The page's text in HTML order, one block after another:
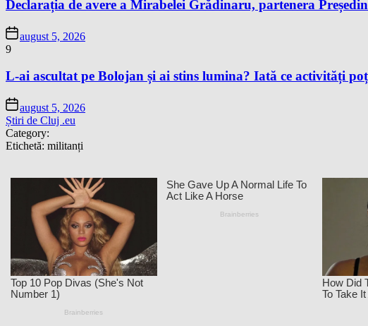
Declarația de avere a Mirabelei Grădinaru, partenera
august 5, 2026
9
L-ai ascultat pe Bolojan și ai stins lumina? Iată ce activități
august 5, 2026
Știri de Cluj .eu
Category:
Etichetă: militanți